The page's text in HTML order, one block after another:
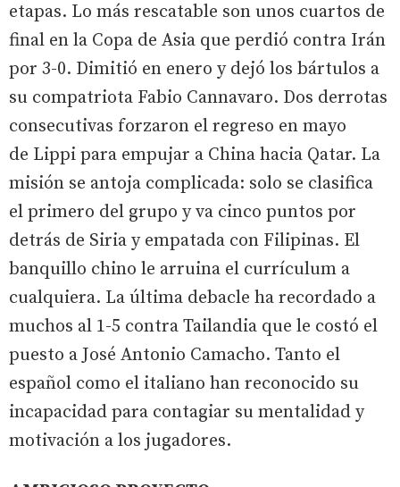
etapas. Lo más rescatable son unos cuartos de
final en la Copa de Asia que perdió contra Irán
por 3-0. Dimitió en enero y dejó los bártulos a
su compatriota Fabio Cannavaro. Dos derrotas
consecutivas forzaron el regreso en mayo
de Lippi para empujar a China hacia Qatar. La
misión se antoja complicada: solo se clasifica
el primero del grupo y va cinco puntos por
detrás de Siria y empatada con Filipinas. El
banquillo chino le arruina el currículum a
cualquiera. La última debacle ha recordado a
muchos al 1-5 contra Tailandia que le costó el
puesto a José Antonio Camacho. Tanto el
español como el italiano han reconocido su
incapacidad para contagiar su mentalidad y
motivación a los jugadores.